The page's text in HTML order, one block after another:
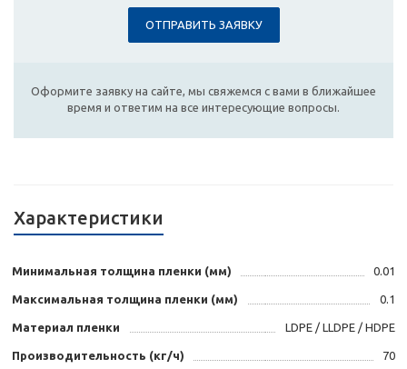
ОТПРАВИТЬ ЗАЯВКУ
Оформите заявку на сайте, мы свяжемся с вами в ближайшее
время и ответим на все интересующие вопросы.
Характеристики
Минимальная толщина пленки (мм) 0.01
Максимальная толщина пленки (мм) 0.1
Материал пленки LDPE / LLDPE / HDPE
Производительность (кг/ч) 70